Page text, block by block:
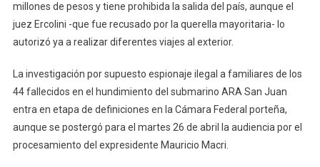
Pasó
Al
Abril
La
millones de pesos y tiene prohibida la salida del país, aunque el
juez Ercolini -que fue recusado por la querella mayoritaria- lo
autorizó ya a realizar diferentes viajes al exterior.
La investigación por supuesto espionaje ilegal a familiares de los
44 fallecidos en el hundimiento del submarino ARA San Juan
entra en etapa de definiciones en la Cámara Federal porteña,
aunque se postergó para el martes 26 de abril la audiencia por el
procesamiento del expresidente Mauricio Macri.